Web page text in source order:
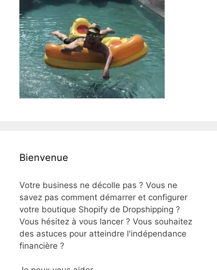
Bienvenue
Votre business ne décolle pas ? Vous ne
savez pas comment démarrer et configurer
votre boutique Shopify de Dropshipping ?
Vous hésitez à vous lancer ? Vous souhaitez
des astuces pour atteindre l'indépendance
financière ?